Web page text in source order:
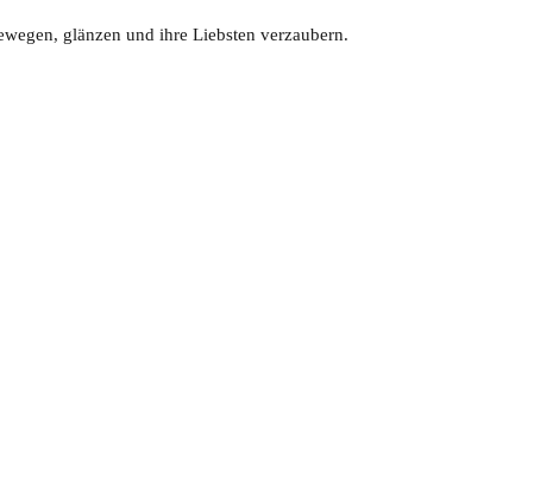
glänzen und ihre Liebsten verzaubern.